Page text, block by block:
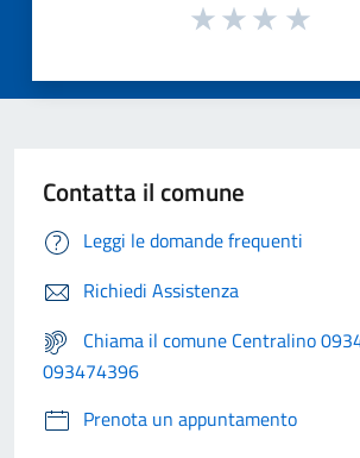
Contatta il comune
Leggi le domande frequenti
Richiedi Assistenza
Chiama il comune Centralino
093474396
Prenota un appuntamento